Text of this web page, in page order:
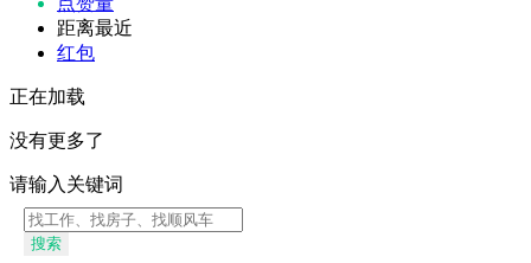
距离最近
红包
正在加载
没有更多了
请输入关键词
搜索